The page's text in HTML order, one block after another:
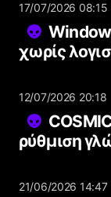
17/07/2026 08:15
χωρίς
12/07/2026 20:18
ρύθμιση
21/06/2026 14:47